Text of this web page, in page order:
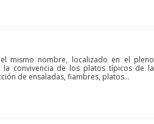
mismo nombre, localizado en el pleno
la convivencia de los platos típicos de la
de ensaladas, fiambres, platos...